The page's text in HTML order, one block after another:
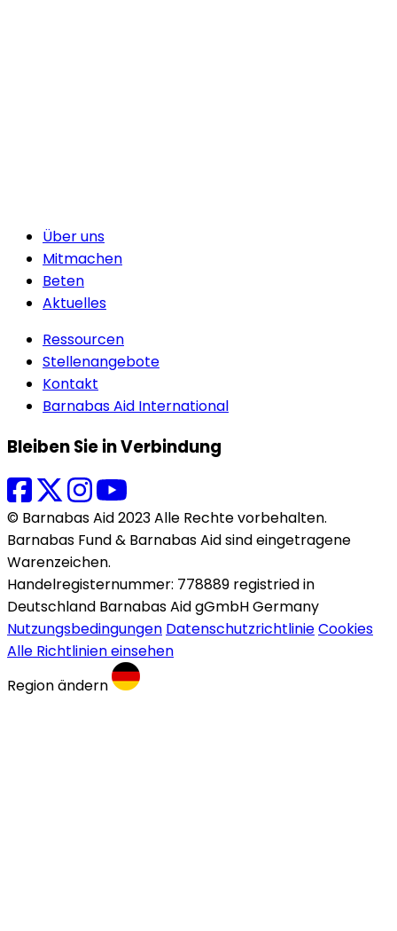
Über uns
Mitmachen
Beten
Aktuelles
Ressourcen
Stellenangebote
Kontakt
Barnabas Aid International
Bleiben Sie in Verbindung
© Barnabas Aid 2023 Alle Rechte vorbehalten.
Barnabas Fund & Barnabas Aid sind eingetragene
Warenzeichen.
Handelregisternummer: 778889 registried in
Deutschland Barnabas Aid gGmbH Germany
Nutzungsbedingungen DatenschutzrichtlinieCookies
Alle Richtlinien einsehen
Region ändern